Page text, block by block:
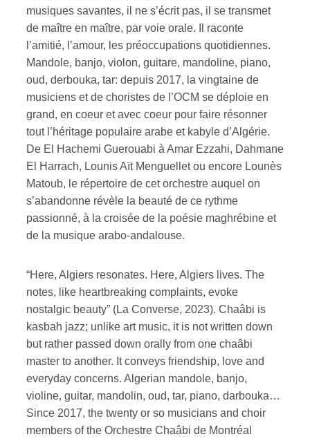
musiques savantes, il ne s’écrit pas, il se transmet
de maître en maître, par voie orale. Il raconte
l’amitié, l’amour, les préoccupations quotidiennes.
Mandole, banjo, violon, guitare, mandoline, piano,
oud, derbouka, tar: depuis 2017, la vingtaine de
musiciens et de choristes de l’OCM se déploie en
grand, en coeur et avec coeur pour faire résonner
tout l’héritage populaire arabe et kabyle d’Algérie.
De El Hachemi Guerouabi à Amar Ezzahi, Dahmane
El Harrach, Lounis Aït Menguellet ou encore Lounès
Matoub, le répertoire de cet orchestre auquel on
s’abandonne révèle la beauté de ce rythme
passionné, à la croisée de la poésie maghrébine et
de la musique arabo-andalouse.
“Here, Algiers resonates. Here, Algiers lives. The
notes, like heartbreaking complaints, evoke
nostalgic beauty” (La Converse, 2023). Chaâbi is
kasbah jazz; unlike art music, it is not written down
but rather passed down orally from one chaâbi
master to another. It conveys friendship, love and
everyday concerns. Algerian mandole, banjo,
violine, guitar, mandolin, oud, tar, piano, darbouka…
Since 2017, the twenty or so musicians and choir
members of the Orchestre Chaâbi de Montréal